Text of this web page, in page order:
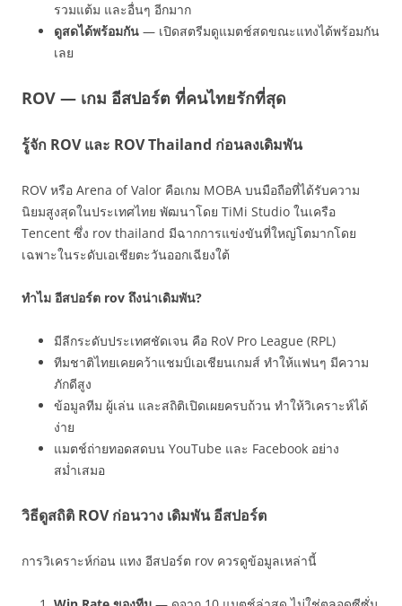
รวมแต้ม และอื่นๆ อีกมาก
ดูสดได้พร้อมกัน — เปิดสตรีมดูแมตช์สดขณะแทงได้พร้อมกัน
เลย
ROV — เกม อีสปอร์ต ที่คนไทยรักที่สุด
รู้จัก ROV และ ROV Thailand ก่อนลงเดิมพัน
ROV หรือ Arena of Valor คือเกม MOBA บนมือถือที่ได้รับความ
นิยมสูงสุดในประเทศไทย พัฒนาโดย TiMi Studio ในเครือ
Tencent ซึ่ง rov thailand มีฉากการแข่งขันที่ใหญ่โตมากโดย
เฉพาะในระดับเอเชียตะวันออกเฉียงใต้
ทำไม อีสปอร์ต rov ถึงน่าเดิมพัน?
มีลีกระดับประเทศชัดเจน คือ RoV Pro League (RPL)
ทีมชาติไทยเคยคว้าแชมป์เอเชียนเกมส์ ทำให้แฟนๆ มีความ
ภักดีสูง
ข้อมูลทีม ผู้เล่น และสถิติเปิดเผยครบถ้วน ทำให้วิเคราะห์ได้
ง่าย
แมตช์ถ่ายทอดสดบน YouTube และ Facebook อย่าง
สม่ำเสมอ
วิธีดูสถิติ ROV ก่อนวาง เดิมพัน อีสปอร์ต
การวิเคราะห์ก่อน แทง อีสปอร์ต rov ควรดูข้อมูลเหล่านี้